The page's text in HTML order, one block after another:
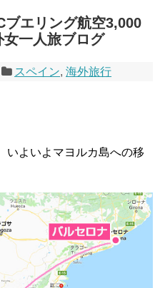
ブエリング航空3,000
女一人旅ブログ
スペイン,海外旅行
いよいよマヨルカ島への移